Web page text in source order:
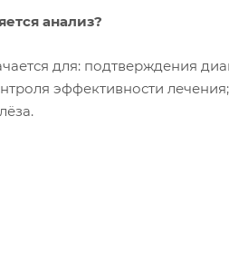
анализ?
для: подтверждения
эффективности